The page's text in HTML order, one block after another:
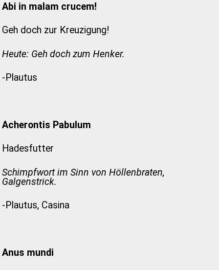
Abi in malam crucem!
Geh doch zur Kreuzigung!
Heute: Geh doch zum Henker.
-Plautus
Acherontis Pabulum
Hadesfutter
Schimpfwort im Sinn von Höllenbraten,
Galgenstrick.
-Plautus, Casina
Anus mundi